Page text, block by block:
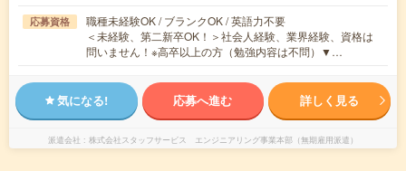
応募資格
職種未経験OK / ブランクOK / 英語力不要
＜未経験、第二新卒OK！＞社会人経験、業界経験、資格は
問いません！※高卒以上の方（勉強内容は不問）▼…
気になる! 応募へ進む 詳しく見る
派遣会社 株式会社スタッフサービス エンジニアリング事業本部（無期雇用派遣）